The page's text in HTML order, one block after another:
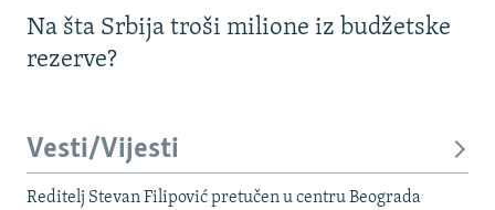
Na šta Srbija troši milione iz budžetske
rezerve?
Vesti/Vijesti
Reditelj Stevan Filipović pretučen u centru Beograda